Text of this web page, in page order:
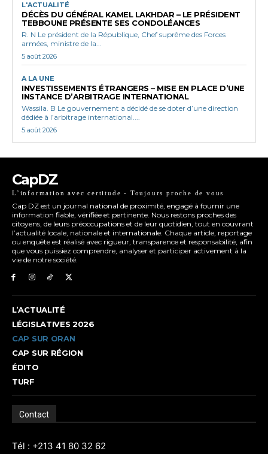
L'ACTUALITÉ
DÉCÈS DU GÉNÉRAL KAMEL LAKHDAR – LE PRÉSIDENT
TEBBOUNE PRÉSENTE SES CONDOLÉANCES
R. N Le président de la République, Chef suprême des Forces
armées, ministre de la...
5 août 2026
A LA UNE
INVESTISSEMENTS ÉTRANGERS – MISE EN PLACE D’UNE
INSTANCE D’ARBITRAGE INTERNATIONAL
Wassila. B Le gouvernement a décidé de se doter d’une direction
dédiée à l’arbitrage international....
5 août 2026
CapDZ
L’information avec certitude - Toujours proche de vous
Cap DZ est un journal national de proximité, engagé à fournir une
information fiable, vérifiée et pertinente. Nous restons proches des
citoyens, de leurs préoccupations et de leur quotidien, tout en couvrant
l’actualité locale, nationale et internationale. Chaque article, reportage
ou enquête est réalisé avec rigueur, transparence et responsabilité, afin
que vous puissiez comprendre, analyser et participer activement à la
vie de notre société.
L’ACTUALITÉ
LÉGISLATIVES 2026
CAP SUR ORAN
CAP SUR RÉGION
ÉDITO
TURF
Contact
Tél : +213 41 80 32 62